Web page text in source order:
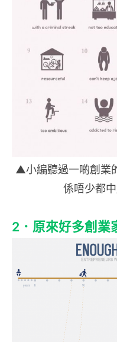
▲小編聽過一啲創業
係唔少都
2．原來好多創業